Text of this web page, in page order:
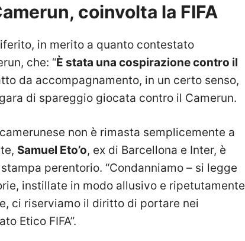
coinvolta la FIFA
in merito a quanto contestato
che: “È stata una cospirazione contro il
da accompagnamento, in un certo senso,
di spareggio giocata contro il Camerun.
camerunese non è rimasta semplicemente a
Samuel Eto’o, ex di Barcellona e Inter, è
perentorio. “Condanniamo – si legge
instillate in modo allusivo e ripetutamente
ci riserviamo il diritto di portare nei
Etico FIFA”.